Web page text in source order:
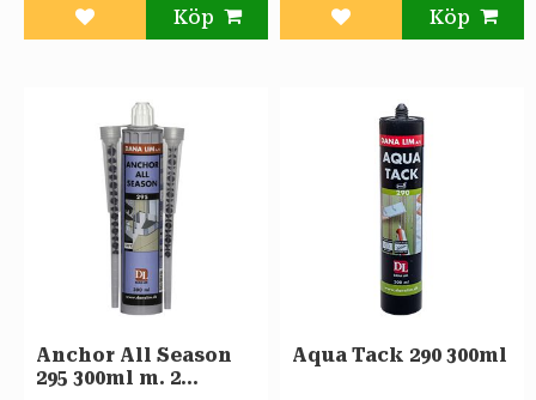
Lägg till i favoriter Lägg till i favoriter
Anchor All Season
295 300ml m. 2
Aqua Tack 290 300ml